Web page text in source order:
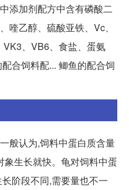
添加剂配方中含有磷酸二
喹乙醇、硫酸亚铁、Vc、
、VB6、食盐、蛋氨
合饲料配... 鲫鱼的配合饲
般认为,饲料中蛋白质含量
生长就快。龟对饲料中蛋
阶段不同,需要量也不一